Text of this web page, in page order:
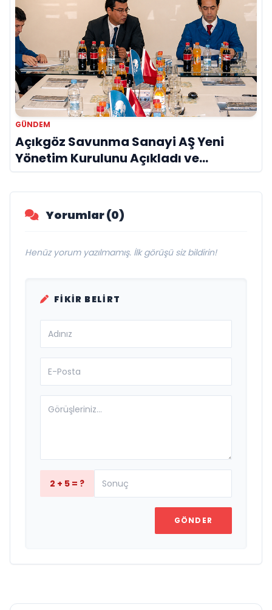
GÜNDEM
Açıkgöz Savunma Sanayi AŞ Yeni
Yönetim Kurulunu Açıkladı ve
Savunma Sanayinde Küresel Vizyon
Vurgusu
Yorumlar (0)
Henüz yorum yazılmamış. İlk görüşü siz bildirin!
FIKIR BELIRT
2 + 5 = ?
GÖNDER